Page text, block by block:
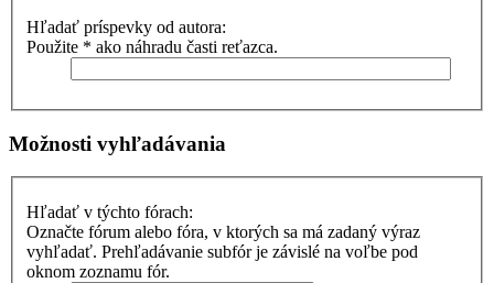
Hľadať príspevky od autora:
Použite * ako náhradu časti reťazca.
Možnosti vyhľadávania
Hľadať v týchto fórach:
Označte fórum alebo fóra, v ktorých sa má zadaný výraz
vyhľadať. Prehľadávanie subfór je závislé na voľbe pod
oknom zoznamu fór.